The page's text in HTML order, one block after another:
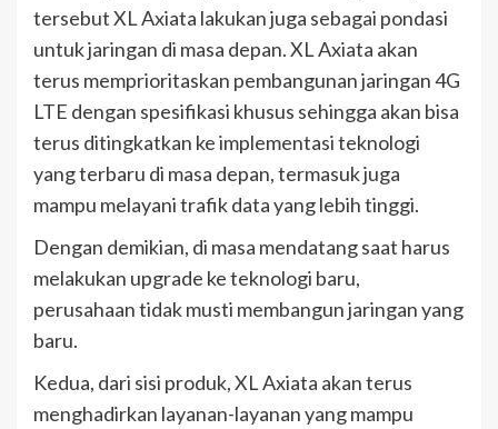
tersebut XL Axiata lakukan juga sebagai pondasi
untuk jaringan di masa depan. XL Axiata akan
terus memprioritaskan pembangunan jaringan 4G
LTE dengan spesifikasi khusus sehingga akan bisa
terus ditingkatkan ke implementasi teknologi
yang terbaru di masa depan, termasuk juga
mampu melayani trafik data yang lebih tinggi.
Dengan demikian, di masa mendatang saat harus
melakukan upgrade ke teknologi baru,
perusahaan tidak musti membangun jaringan yang
baru.
Kedua, dari sisi produk, XL Axiata akan terus
menghadirkan layanan-layanan yang mampu